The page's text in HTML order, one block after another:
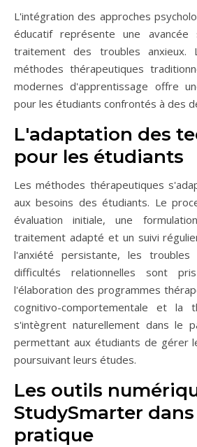
L'intégration des approches
éducatif représente une avancée
traitement des troubles anxieux.
méthodes thérapeutiques
modernes d'apprentissage offre
pour les étudiants confrontés à des
L'adaptation des
pour les étudiants
Les méthodes thérapeutiques
aux besoins des étudiants. Le
évaluation initiale, une
traitement adapté et un suivi
l'anxiété persistante, les
difficultés relationnelles sont
l'élaboration des programmes
cognitivo-comportementale et la
s'intègrent naturellement dans le
permettant aux étudiants de gérer
poursuivant leurs études.
Les outils
StudySmarter dans
pratique